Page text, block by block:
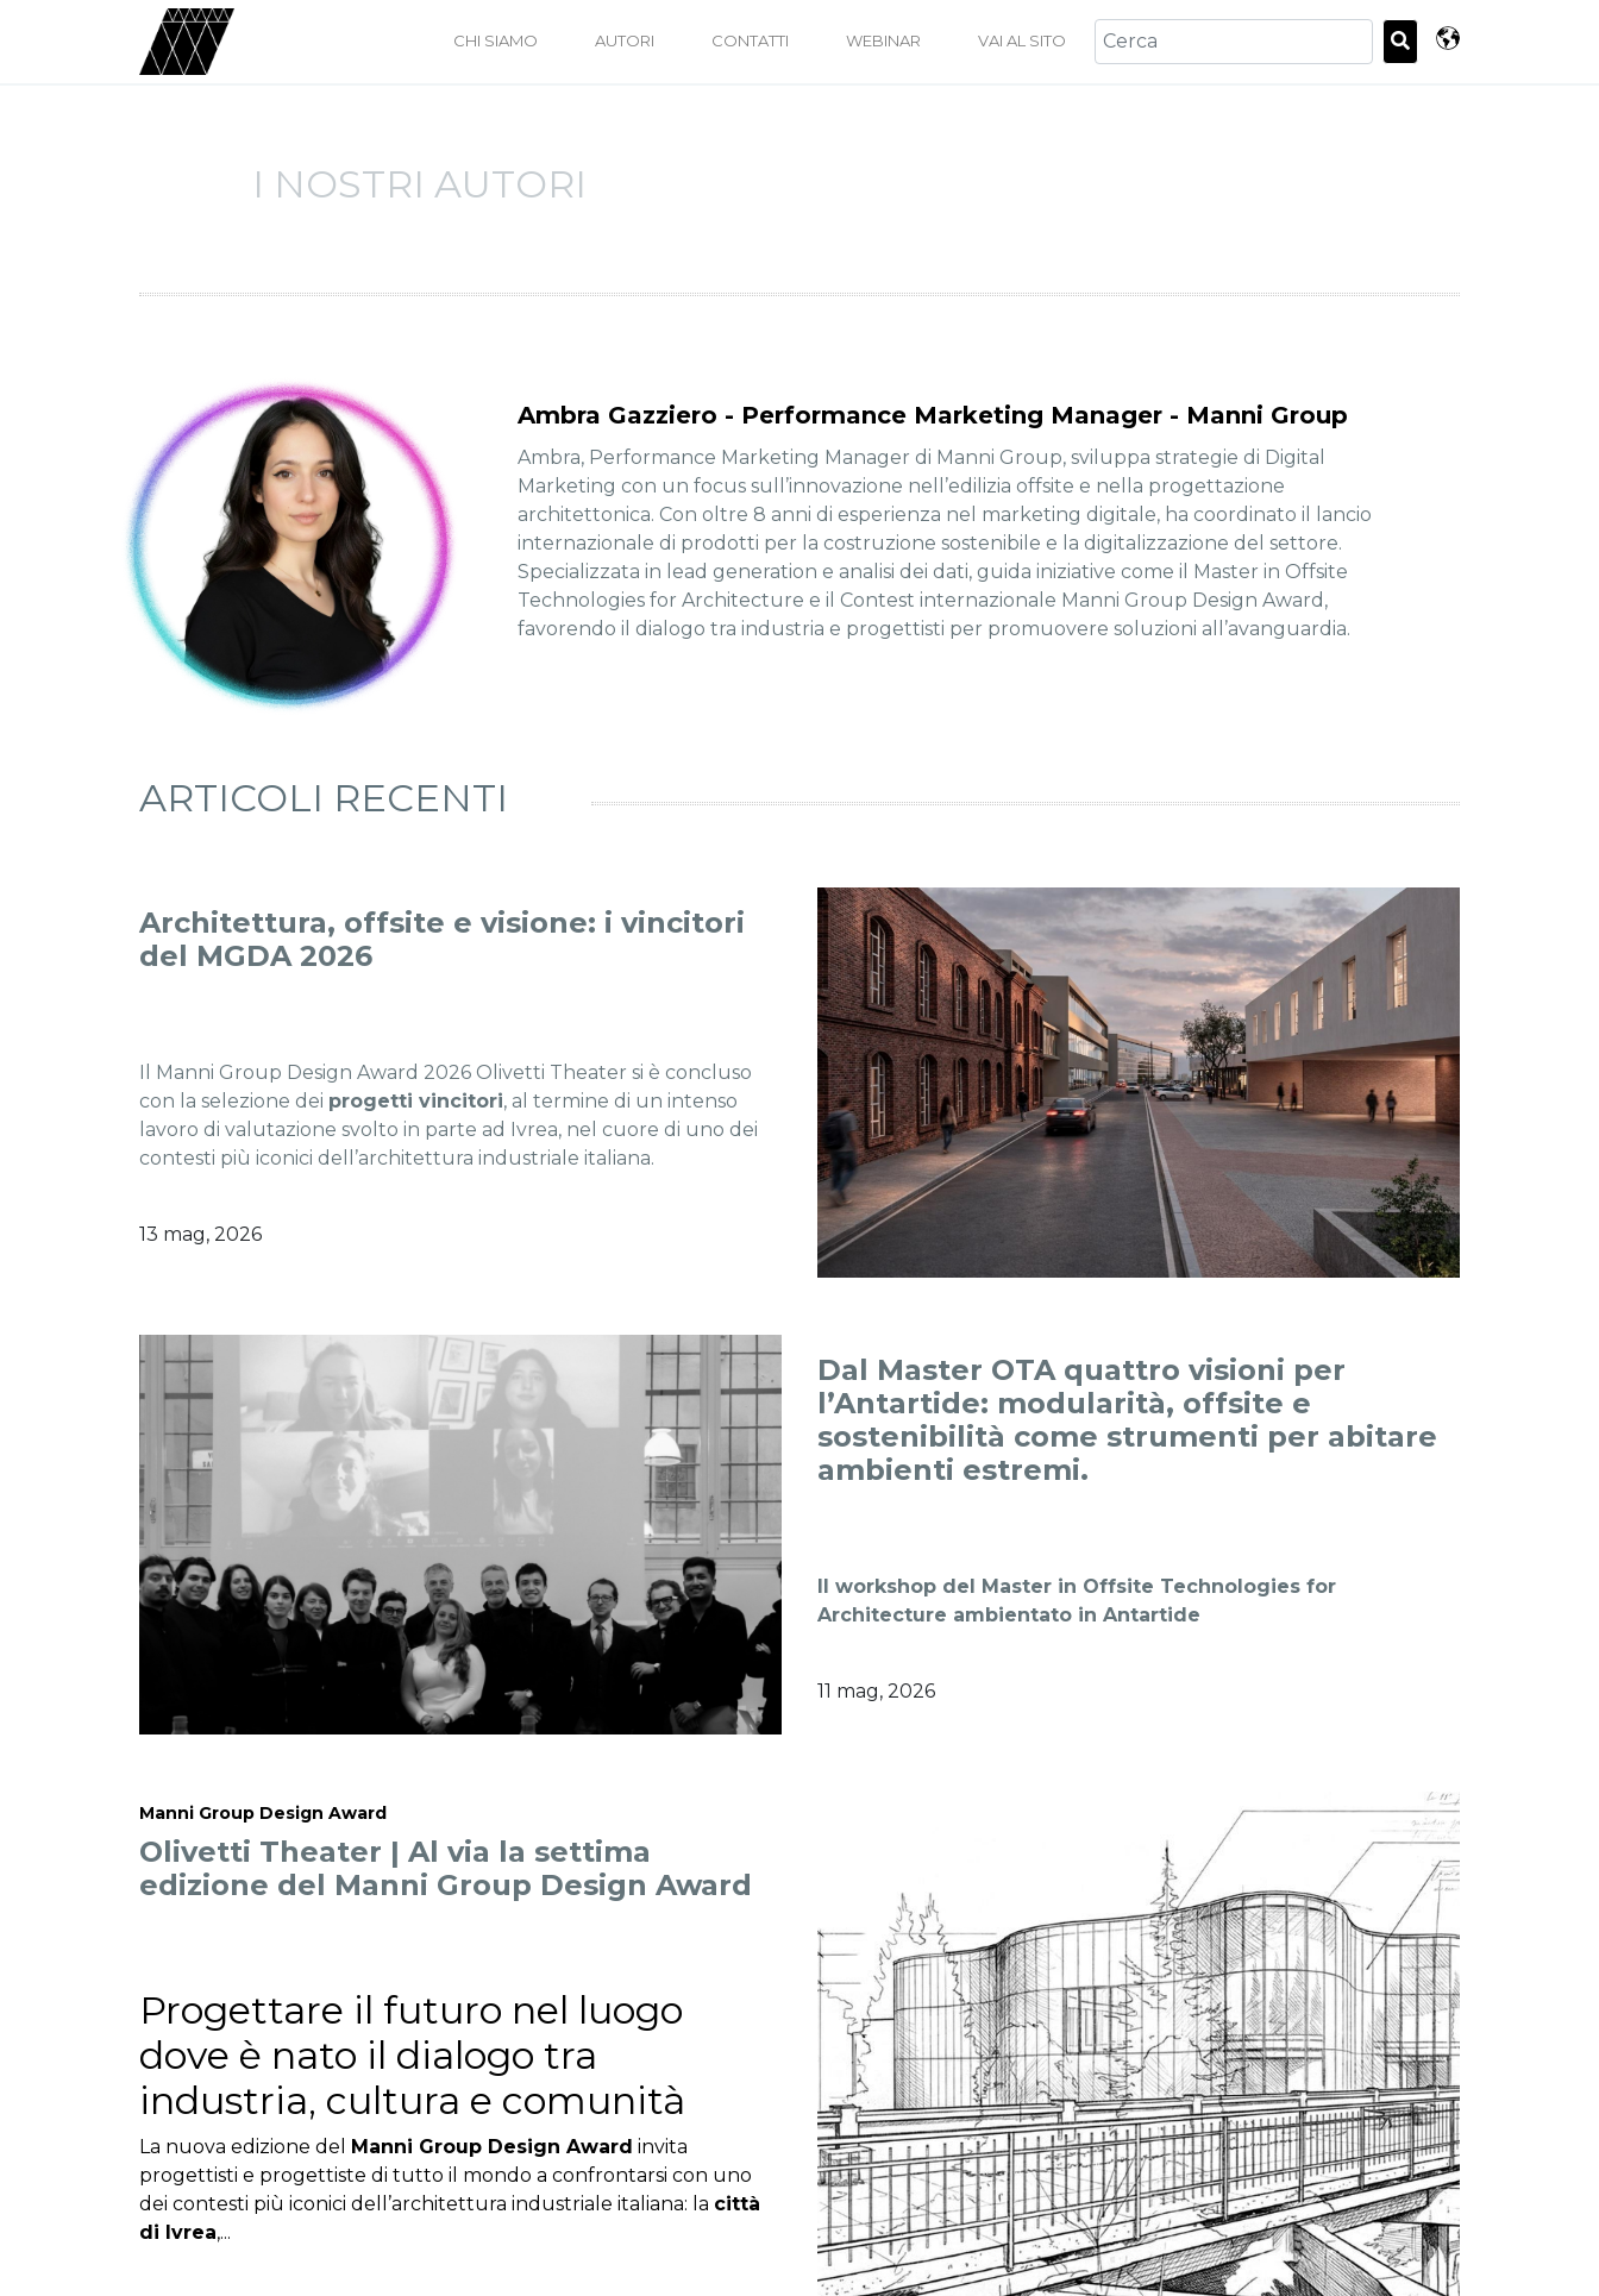
CHI SIAMO AUTORI CONTATTI WEBINAR VAI AL SITO
I NOSTRI AUTORI
Ambra Gazziero - Performance Marketing Manager - Manni Group
Ambra, Performance Marketing Manager di Manni Group, sviluppa strategie di Digital
Marketing con un focus sull’innovazione nell’edilizia offsite e nella progettazione
architettonica. Con oltre 8 anni di esperienza nel marketing digitale, ha coordinato il lancio
internazionale di prodotti per la costruzione sostenibile e la digitalizzazione del settore.
Specializzata in lead generation e analisi dei dati, guida iniziative come il Master in Offsite
Technologies for Architecture e il Contest internazionale Manni Group Design Award,
favorendo il dialogo tra industria e progettisti per promuovere soluzioni all’avanguardia.
ARTICOLI RECENTI
Architettura, offsite e visione: i vincitori
del MGDA 2026
Il Manni Group Design Award 2026 Olivetti Theater si è concluso
con la selezione dei progetti vincitori, al termine di un intenso
lavoro di valutazione svolto in parte ad Ivrea, nel cuore di uno dei
contesti più iconici dell’architettura industriale italiana.
13 mag, 2026
Dal Master OTA quattro visioni per
l’Antartide: modularità, offsite e
sostenibilità come strumenti per abitare
ambienti estremi.
Il workshop del Master in Offsite Technologies for
Architecture ambientato in Antartide
11 mag, 2026
Manni Group Design Award
Olivetti Theater | Al via la settima
edizione del Manni Group Design Award
Progettare il futuro nel luogo
dove è nato il dialogo tra
industria, cultura e comunità
La nuova edizione del Manni Group Design Award invita
progettisti e progettiste di tutto il mondo a confrontarsi con uno
dei contesti più iconici dell’architettura industriale italiana: la città
di Ivrea,...